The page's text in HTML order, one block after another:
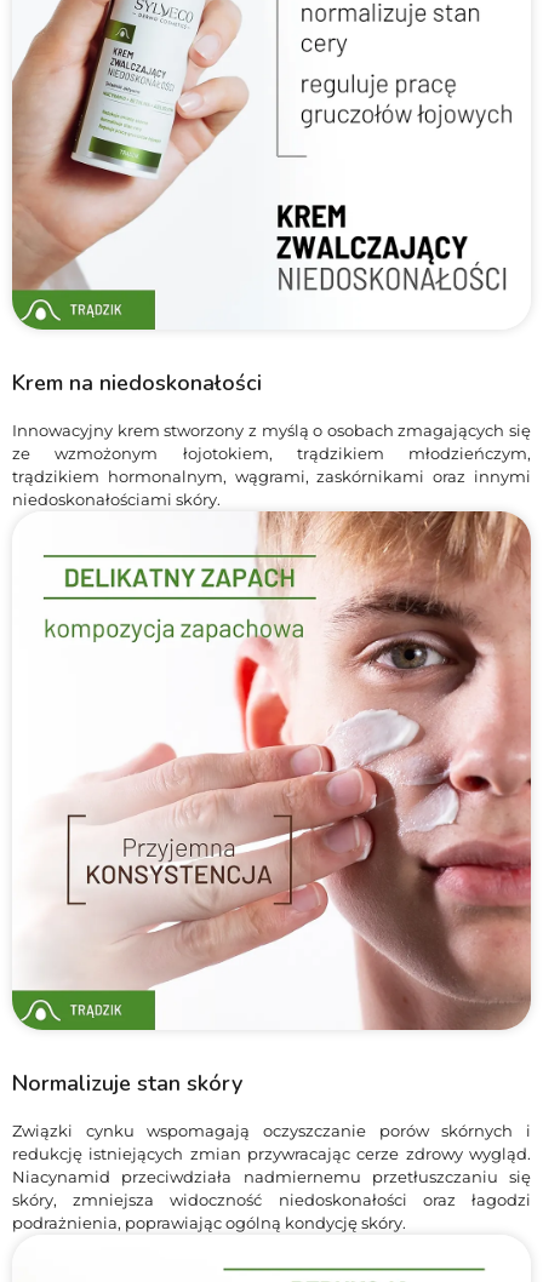
Krem na niedoskonałości
Innowacyjny krem stworzony z myślą o osobach zmagających się
ze wzmożonym łojotokiem, trądzikiem młodzieńczym,
trądzikiem hormonalnym, wągrami, zaskórnikami oraz innymi
niedoskonałościami skóry.
Normalizuje stan skóry
Związki cynku wspomagają oczyszczanie porów skórnych i
redukcję istniejących zmian przywracając cerze zdrowy wygląd.
Niacynamid przeciwdziała nadmiernemu przetłuszczaniu się
skóry, zmniejsza widoczność niedoskonałości oraz łagodzi
podrażnienia, poprawiając ogólną kondycję skóry.